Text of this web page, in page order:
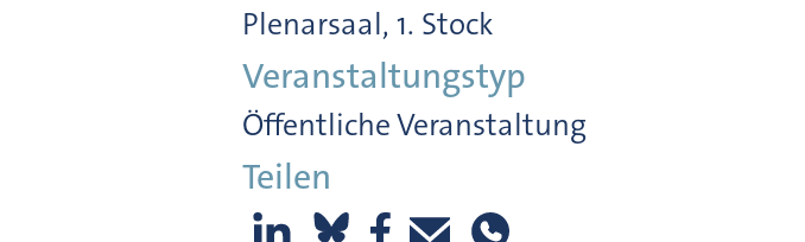
Plenarsaal, 1. Stock
Veranstaltungstyp
Öffentliche Veranstaltung
Teilen